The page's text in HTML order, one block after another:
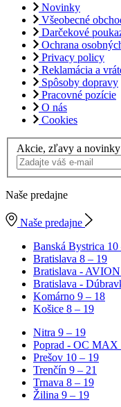
Novinky
Všeobecné
Darčekové
Ochrana
Privacy policy
Reklamácia a
Spôsoby dopravy
Pracovné pozície
O nás
Cookies
Akcie, zľavy a novinky
Naše predajne
Naše predajne
Banská Bystrica 10
Bratislava 8 – 19
Bratislava -
Bratislava -
Komárno 9 – 18
Košice 8 – 19
Nitra 9 – 19
Poprad - OC MAX
Prešov 10 – 19
Trenčín 9 – 21
Trnava 8 – 19
Žilina 9 – 19